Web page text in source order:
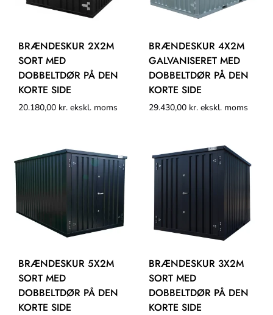
BRÆNDESKUR 2X2M
SORT MED
DOBBELTDØR PÅ DEN
KORTE SIDE
20.180,00 kr. ekskl. moms
BRÆNDESKUR 4X2M
GALVANISERET MED
DOBBELTDØR PÅ DEN
KORTE SIDE
29.430,00 kr. ekskl. moms
BRÆNDESKUR 5X2M
SORT MED
DOBBELTDØR PÅ DEN
KORTE SIDE
BRÆNDESKUR 3X2M
SORT MED
DOBBELTDØR PÅ DEN
KORTE SIDE